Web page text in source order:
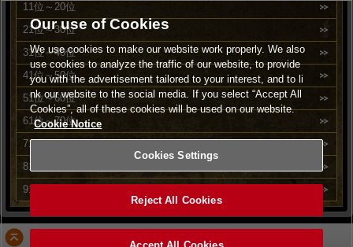
11位～20位
21位～30位
31位～40位
41位～50位
51位～60位
61位～70位
71位～80位
81位～90位
91位～100位
Our use of Cookies
We use cookies to make our website work properly. We also
use cookies to analyze the traffic of our website, to provide
you with the advertisement tailored to your interest, and to li
nk our website to the social media. If you select “Accept All
Cookies”, all of these cookies will be used on our website.
Cookie Notice
Cookies Settings
Reject All Cookies